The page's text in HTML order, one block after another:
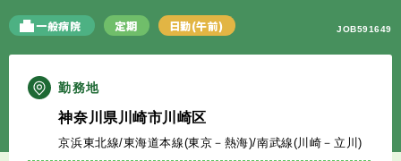
特集から探す
エージェントサービス
エージェントサービスTOP
一般病院 定期 日勤(午前) JOB591649
勤務地
神奈川県川崎市川崎区
京浜東北線/東海道本線(東京－熱海)/南武線(川崎－立川)